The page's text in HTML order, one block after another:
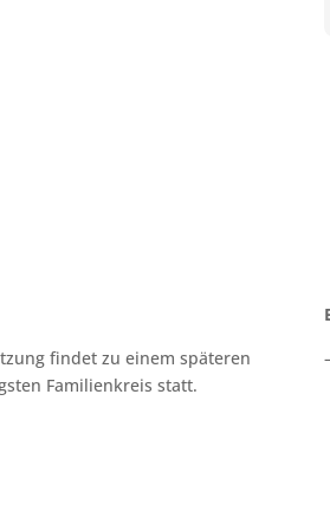
findet zu einem späteren
Familienkreis statt.